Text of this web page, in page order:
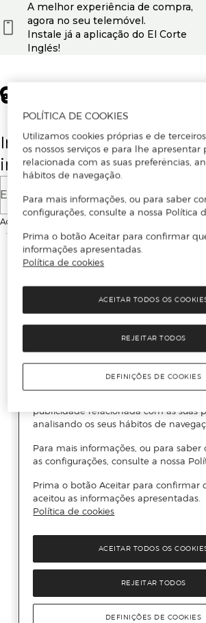
Insira o seu email para se
iniciar sessão.
E-mail
Ao continuar, aceitas as
A melhor experiência de compra,
agora no seu telemóvel.
Instale já a aplicação do El Corte
Inglés!
POLÍTICA DE COOKIES
Utilizamos cookies próprias e de
os nossos serviços e para lhe apresentar
relacionada com as suas preferências,
hábitos de navegação.
Para mais informações, ou para saber
configurações, consulte a nossa Política
Prima o botão Aceitar para confirmar
informações apresentadas.
Política de cookies
REJEITAR TODOS
ACEITAR TODOS OS
DEFINIÇÕES DE COOKIES